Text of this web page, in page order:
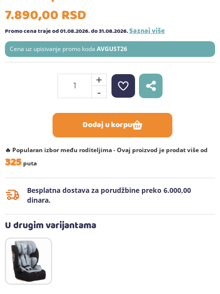
7.890,00RSD
Promo cena traje od 01.08.2026.do 31.08.2026.Saznaj više
Cena uz upisivanje promo koda AVGUST26
+
-
Dodaj u korpu
🔥 Popularan izbor među roditeljima - Ovaj proizvod je prodat više od
325 puta
Besplatna dostava za porudžbine preko 6.000,00
dinara.
U drugim varijantama